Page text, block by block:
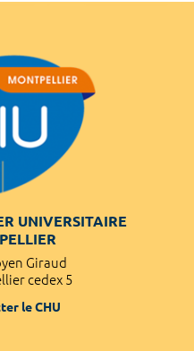
UNIVERSITAIRE
Giraud
cedex 5
le CHU